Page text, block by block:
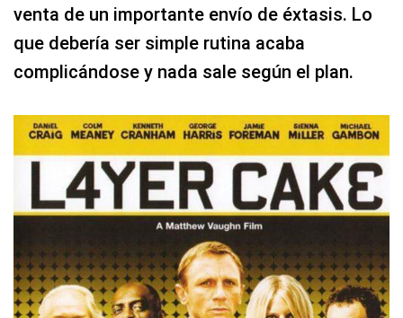
venta de un importante envío de éxtasis. Lo
que debería ser simple rutina acaba
complicándose y nada sale según el plan.